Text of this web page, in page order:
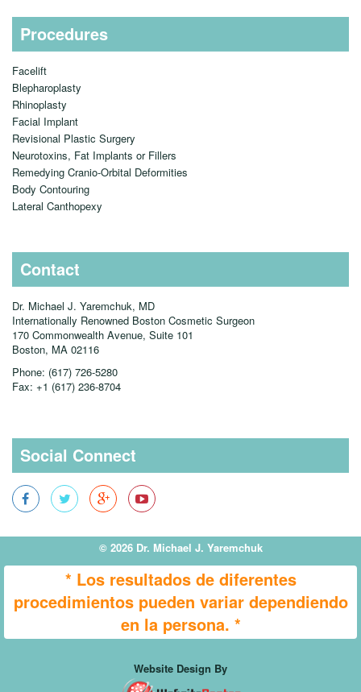
Procedures
Facelift
Blepharoplasty
Rhinoplasty
Facial Implant
Revisional Plastic Surgery
Neurotoxins, Fat Implants or Fillers
Remedying Cranio-Orbital Deformities
Body Contouring
Lateral Canthopexy
Contact
Dr. Michael J. Yaremchuk, MD
Internationally Renowned Boston Cosmetic Surgeon
170 Commonwealth Avenue, Suite 101
Boston, MA 02116
Phone: (617) 726-5280
Fax: +1 (617) 236-8704
Social Connect
© 2026 Dr. Michael J. Yaremchuk
* Los resultados de diferentes
procedimientos pueden variar dependiendo
en la persona. *
Website Design By